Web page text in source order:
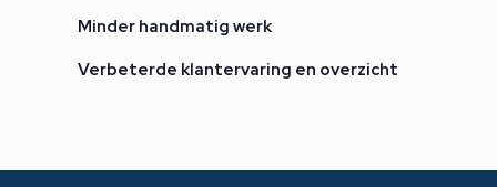
Minder handmatig werk
Verbeterde klantervaring en overzicht